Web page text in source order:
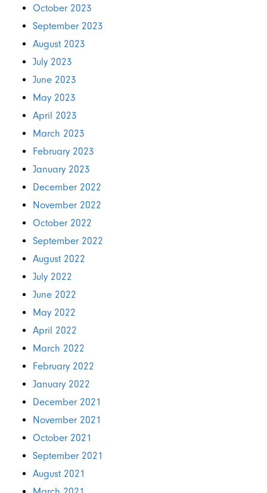
October 2023
September 2023
August 2023
July 2023
June 2023
May 2023
April 2023
March 2023
February 2023
January 2023
December 2022
November 2022
October 2022
September 2022
August 2022
July 2022
June 2022
May 2022
April 2022
March 2022
February 2022
January 2022
December 2021
November 2021
October 2021
September 2021
August 2021